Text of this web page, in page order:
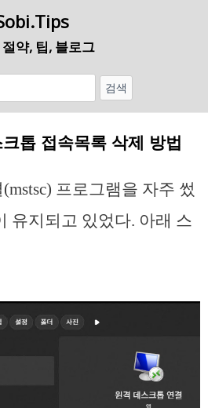
약, 팁, 블로그
톱 접속목록 삭제 방법
프로그램을 자주 썼
유지되고 있었다. 아래 스